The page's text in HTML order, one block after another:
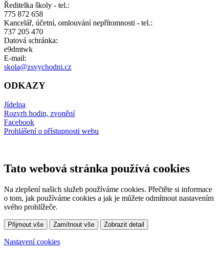
Ředitelka školy - tel.:
775 872 658
Kancelář, účetní, omlouvání nepřítomnosti - tel.:
737 205 470
Datová schránka:
e9dmtwk
E-mail:
skola@zsvychodni.cz
ODKAZY
Jídelna
Rozvrh hodin, zvonění
Facebook
Prohlášení o přístupnosti webu
Tato webová stránka používá cookies
Na zlepšení našich služeb používáme cookies. Přečtěte si informace
o tom, jak používáme cookies a jak je můžete odmítnout nastavením
svého prohlížeče.
Přijmout vše Zamítnout vše Zobrazit detail
Nastavení cookies